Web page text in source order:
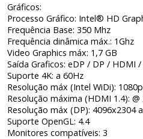
Gráficos:
Processo Gráfico: Intel® HD
Frequência Base: 350 Mhz
Frequência dinâmica máx.: 1Ghz
Video Graphics máx: 1,7 GB
Saída Graficos: eDP / DP / HDMI /
Suporte 4K: a 60Hz
Resolução máx (Intel WiDi): 1080p
Resolução máxima (HDMI 1.4):
Resolução máx (DP): 4096x2304
Suporte OpenGL: 4.4
Monitores compatíveis: 3